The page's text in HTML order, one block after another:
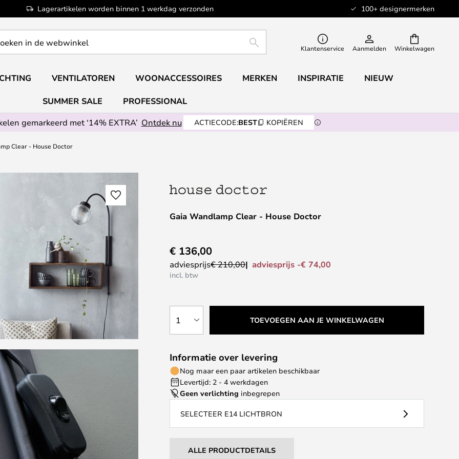
Lagerartikelen worden binnen 1 werkdag verzonden 100+ designermerken
Winkelwagen
ZOEKEN Klantenservice Aanmelden
VENTILATOREN WOONACCESSOIRES MERKEN INSPIRATIE NIEUW
SUMMER SALE
PROFESSIONAL
gemarkeerd met ‘14% EXTRA’ Ontdek nu ACTIECODE:BEST KOPIËREN
Clear - House Doctor
Gaia Wandlamp Clear - House Doctor
€ 136,00
adviesprijs€ 210,00 adviesprijs -€ 74,00
incl. btw
1 TOEVOEGEN AAN JE WINKELWAGEN
Informatie over levering
Nog maar een paar artikelen beschikbaar
Levertijd: 2 - 4 werkdagen
Geen verlichting inbegrepen
SELECTEER E14 LICHTBRON
ALLE PRODUCTDETAILS